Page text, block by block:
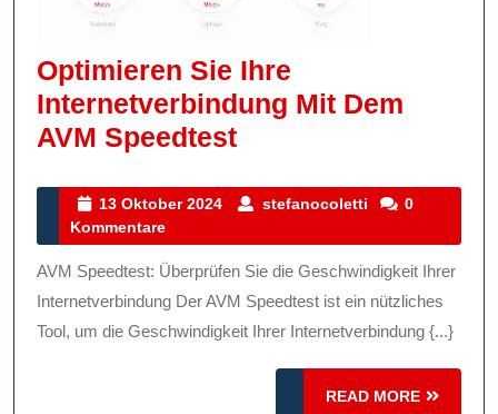
Optimieren Sie Ihre
Internetverbindung Mit Dem
AVM SpeedtestOptimieren
Ihre
Internetverbindung
Mit
Dem
AVM
Speedtest
13 Oktober 2024
13
2024
stefanocoletti stefanocoletti
0
Kommentare
AVM Speedtest: Überprüfen Sie die Geschwindigkeit Ihrer
Internetverbindung Der AVM Speedtest ist ein nützliches
Tool, um die Geschwindigkeit Ihrer Internetverbindung {...}
READ MORE
READ